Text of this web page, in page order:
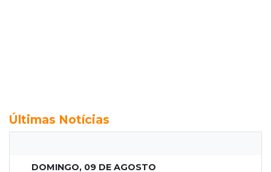
Últimas Notícias
DOMINGO, 09 DE AGOSTO